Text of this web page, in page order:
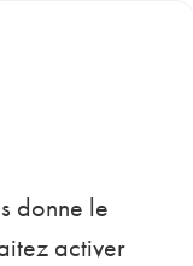
33
donne le
activer